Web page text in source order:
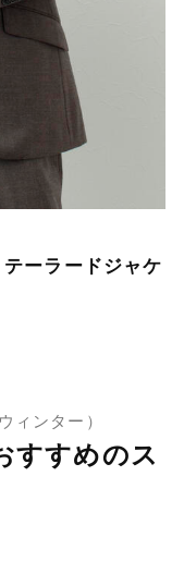
ーラードジャケ
ィンター）
すすめのス